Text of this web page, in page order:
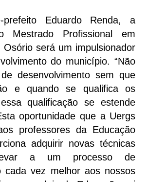
Eduardo Renda, a
Mestrado Profissional em
Osório será um impulsionador
do município. “Não
desenvolvimento sem que
e quando se qualifica os
qualificação se estende
oportunidade que a Uergs
professores da Educação
adquirir novas técnicas
a um processo de
cada vez melhor aos nossos